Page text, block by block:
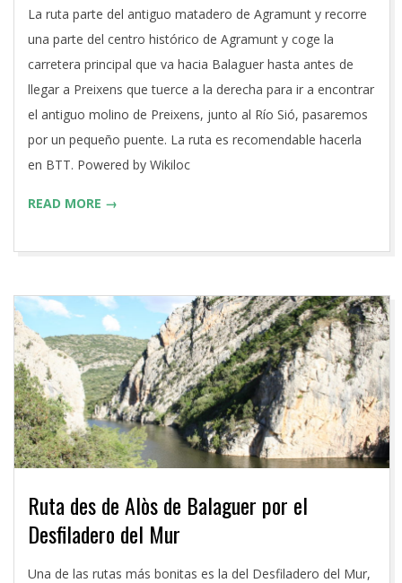
2016-
06-
27
La ruta parte del antiguo matadero de Agramunt y recorre
una parte del centro histórico de Agramunt y coge la
carretera principal que va hacia Balaguer hasta antes de
llegar a Preixens que tuerce a la derecha para ir a encontrar
el antiguo molino de Preixens, junto al Río Sió, pasaremos
por un pequeño puente. La ruta es recomendable hacerla
en BTT. Powered by Wikiloc
READ MORE →
Ruta des de Alòs de Balaguer por el
Desfiladero del Mur
2016-
Una de las rutas más bonitas es la del Desfiladero del Mur,